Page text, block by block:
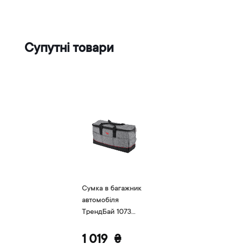
Супутні товари
Сумка в багажник
автомобіля
ТрендБай 1073
1 019 ₴